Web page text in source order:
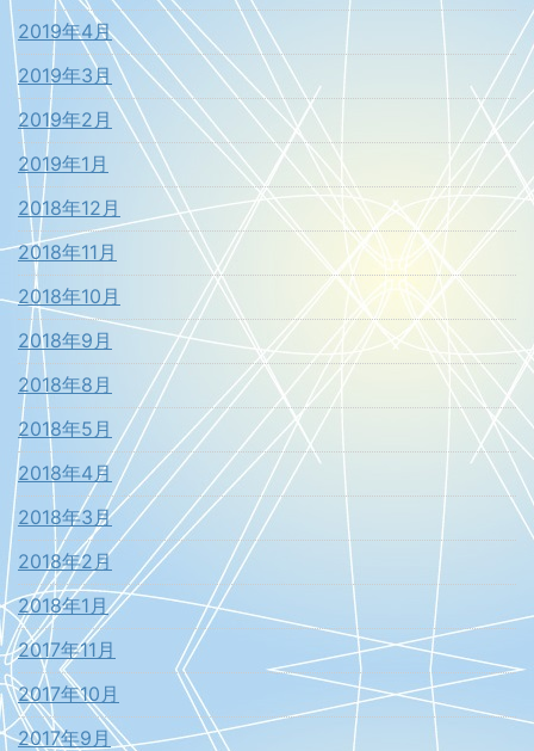
2019年4月
2019年3月
2019年2月
2019年1月
2018年12月
2018年11月
2018年10月
2018年9月
2018年8月
2018年5月
2018年4月
2018年3月
2018年2月
2018年1月
2017年11月
2017年10月
2017年9月